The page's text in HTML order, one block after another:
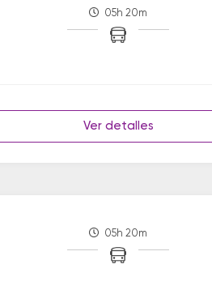
05h 20m
Ver detalles
05h 20m